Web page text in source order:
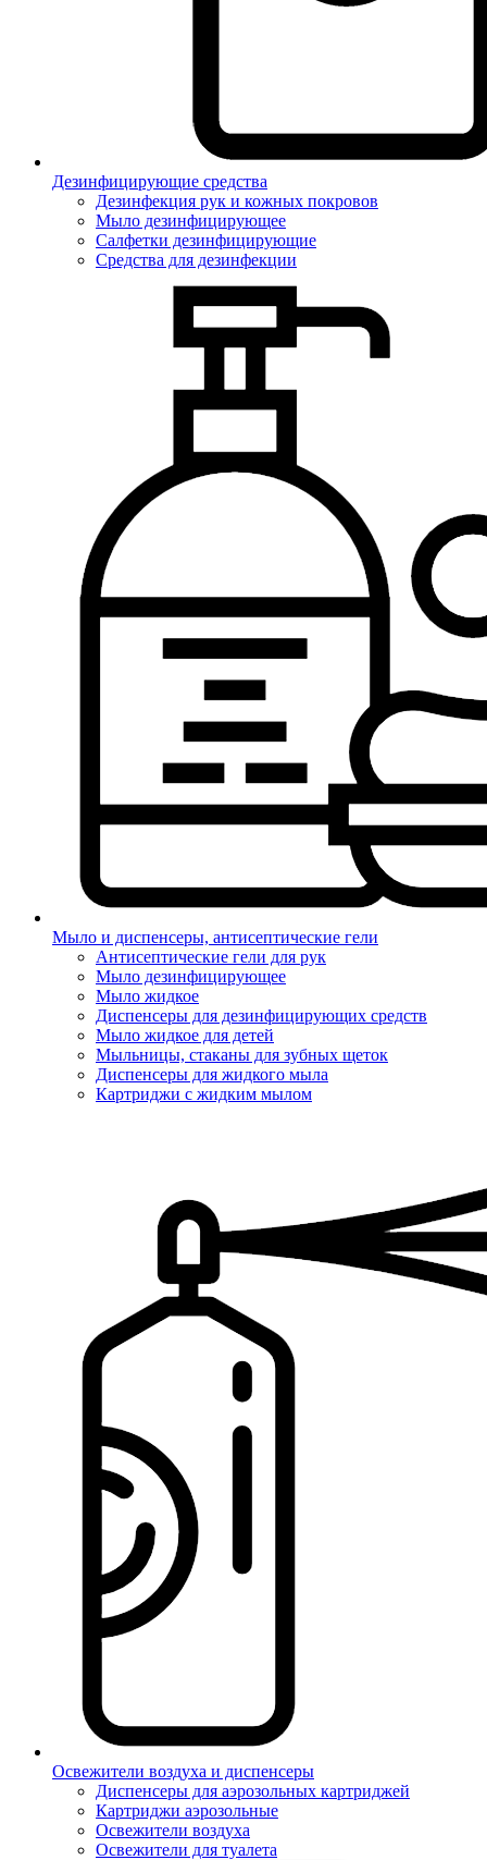
Дезинфицирующие средства
Дезинфекция рук и кожных покровов
Мыло дезинфицирующее
Салфетки дезинфицирующие
Средства для дезинфекции
Мыло и диспенсеры, антисептические гели
Антисептические гели для рук
Мыло дезинфицирующее
Мыло жидкое
Диспенсеры для дезинфицирующих средств
Мыло жидкое для детей
Мыльницы, стаканы для зубных щеток
Диспенсеры для жидкого мыла
Картриджи с жидким мылом
Освежители воздуха и диспенсеры
Диспенсеры для аэрозольных картриджей
Картриджи аэрозольные
Освежители воздуха
Освежители для туалета